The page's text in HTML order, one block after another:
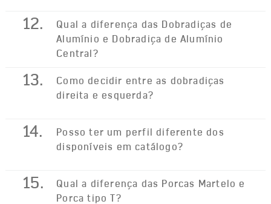
12.
Qual a diferença das Dobradiças de
Alumínio e Dobradiça de Alumínio
Central?
13.
Como decidir entre as dobradiças
direita e esquerda?
14.
Posso ter um perfil diferente dos
disponíveis em catálogo?
15.
Qual a diferença das Porcas Martelo e
Porca tipo T?